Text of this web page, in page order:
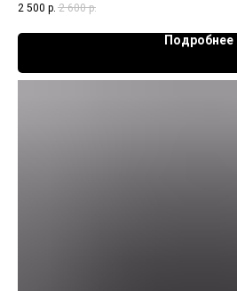
2 500 р. 2 600 р.
Подробнее